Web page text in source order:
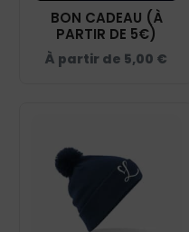
BON CADEAU (À
PARTIR DE 5€)
À partir de 5,00 €